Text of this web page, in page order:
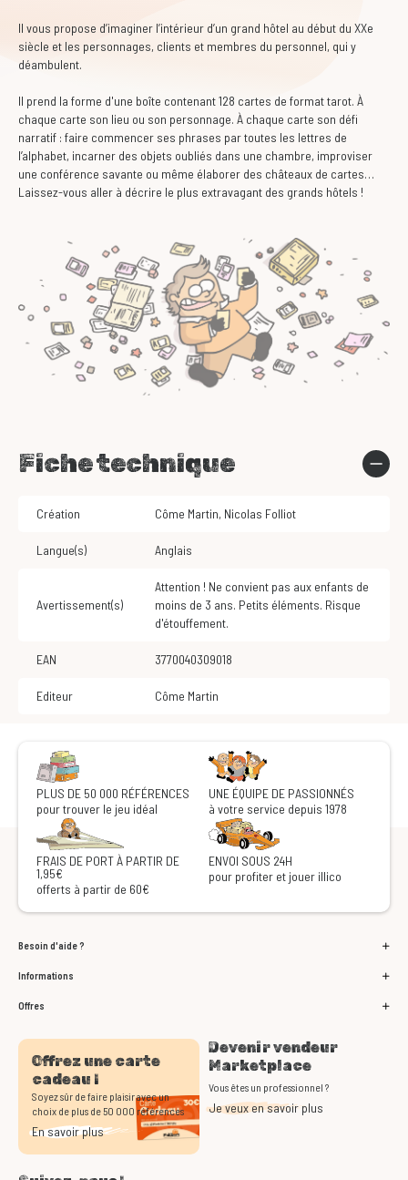
Il vous propose d’imaginer l’intérieur d’un grand hôtel au début du XXe
siècle et les personnages, clients et membres du personnel, qui y
déambulent.
Il prend la forme d'une boîte contenant 128 cartes de format tarot. À
chaque carte son lieu ou son personnage. À chaque carte son défi
narratif : faire commencer ses phrases par toutes les lettres de
l’alphabet, incarner des objets oubliés dans une chambre, improviser
une conférence savante ou même élaborer des châteaux de cartes…
Laissez-vous aller à décrire le plus extravagant des grands hôtels !
Fiche technique
Création Côme Martin, Nicolas Folliot
Langue(s) Anglais
Avertissement(s)
Attention ! Ne convient pas aux enfants de
moins de 3 ans. Petits éléments. Risque
d'étouffement.
EAN 3770040309018
Editeur Côme Martin
PLUS DE 50 000 RÉFÉRENCES
pour trouver le jeu idéal
UNE ÉQUIPE DE PASSIONNÉS
à votre service depuis 1978
FRAIS DE PORT À PARTIR DE
1,95€
offerts à partir de 60€
ENVOI SOUS 24H
pour profiter et jouer illico
Besoin d'aide ?
Informations
Offres
Offrez une carte
cadeau !
Soyez sûr de faire plaisir avec un
choix de plus de 50 000 références
En savoir plus
Devenir vendeur
Marketplace
Vous êtes un professionnel ?
Je veux en savoir plus